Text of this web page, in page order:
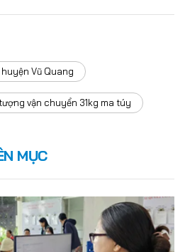
Vũ Quang
vận chuyển 31kg ma túy
MỤC